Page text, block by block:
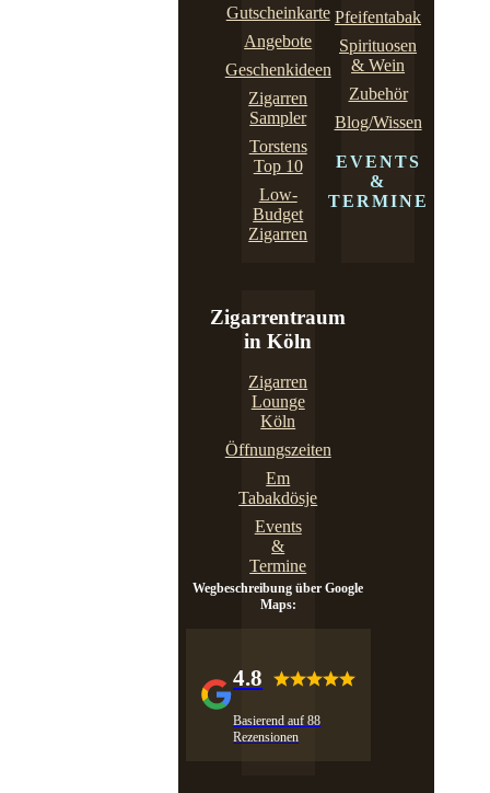
Gutscheinkarte
Angebote
Geschenkideen
Zigarren
Sampler
Torstens
Top 10
Low-
Budget
Zigarren
Pfeifentabak
Spirituosen
& Wein
Zubehör
Blog/Wissen
EVENTS
&
TERMINE
Zigarrentraum
in Köln
Zigarren
Lounge
Köln
Öffnungszeiten
Em
Tabakdösje
Events
&
Termine
Wegbeschreibung über Google
Maps:
4.8
Basierend auf 88
Rezensionen